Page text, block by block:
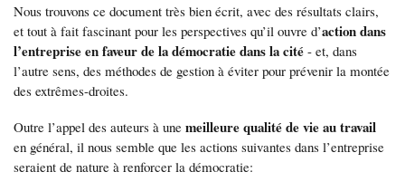
Nous trouvons ce document très bien écrit, avec des résultats clairs,
et tout à fait fascinant pour les perspectives qu’il ouvre d’action dans
l’entreprise en faveur de la démocratie dans la cité - et, dans
l’autre sens, des méthodes de gestion à éviter pour prévenir la montée
des extrêmes-droites.
Outre l’appel des auteurs à une meilleure qualité de vie au travail
en général, il nous semble que les actions suivantes dans l’entreprise
seraient de nature à renforcer la démocratie: